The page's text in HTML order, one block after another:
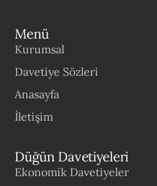
Menü
Kurumsal
Davetiye Sözleri
Anasayfa
İletişim
Düğün Davetiyeleri
Ekonomik Davetiyeler